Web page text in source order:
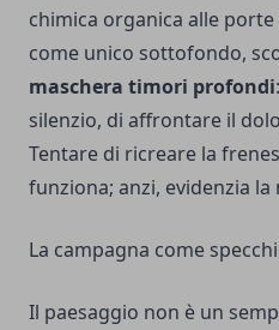
chimica organica alle
come unico sottofondo,
maschera timori profondi
silenzio, di affrontare il
Tentare di ricreare la
funziona; anzi, evidenzia
La campagna come
Il paesaggio non è un